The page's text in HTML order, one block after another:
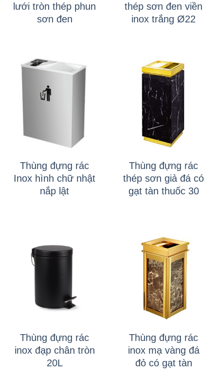
lưới tròn thép phun
sơn đen
thép sơn đen viền
inox trắng Ø22
Thùng đựng rác
Inox hình chữ nhật
nắp lật
Thùng đựng rác
thép sơn giả đá có
gạt tàn thuốc 30
Thùng đựng rác
inox đạp chân tròn
20L
Thùng đựng rác
inox mạ vàng đá
đỏ có gạt tàn